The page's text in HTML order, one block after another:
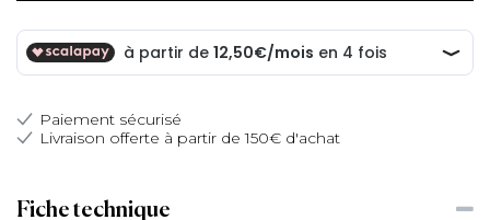
Paiement sécurisé
Livraison offerte à partir de 150€ d'achat
Fiche technique